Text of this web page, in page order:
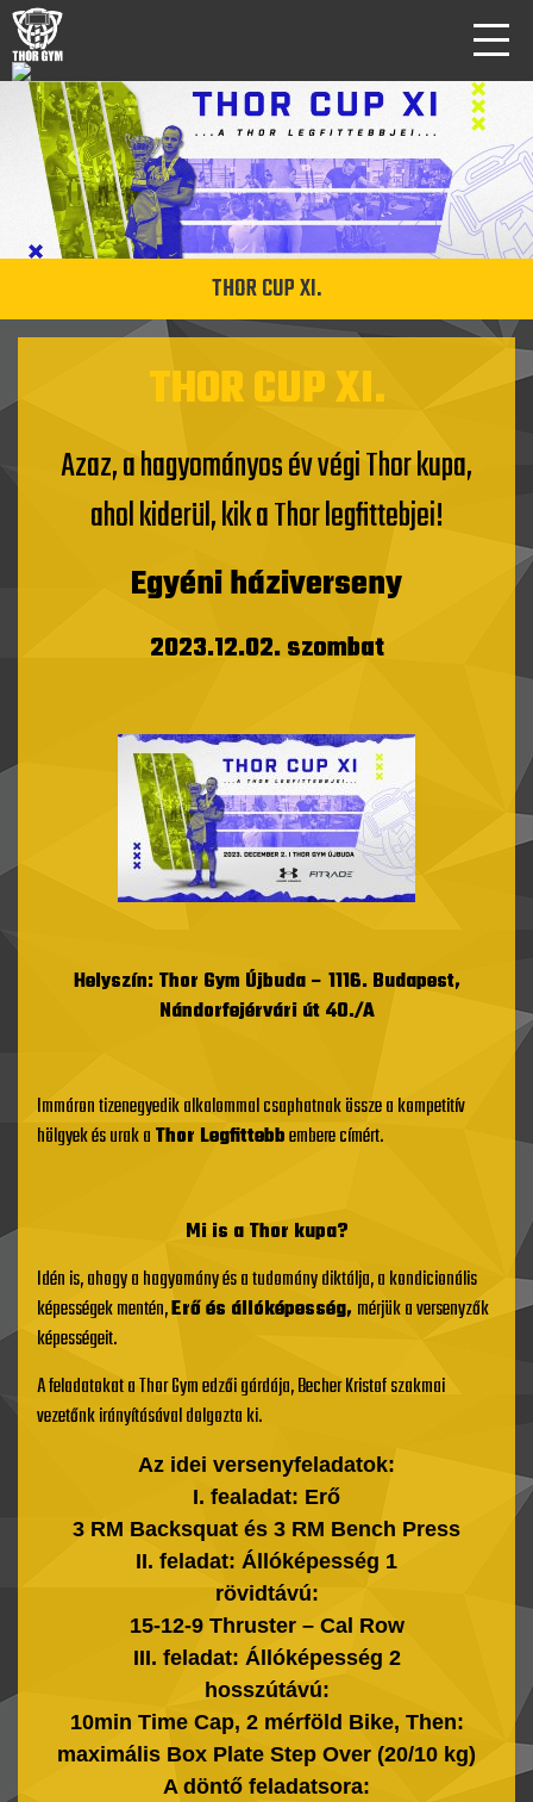
THOR CUP XI.
THOR CUP XI.
Azaz, a hagyományos év végi Thor kupa,
ahol kiderül, kik a Thor legfittebjei!
Egyéni háziverseny
2023.12.02. szombat
Helyszín: Thor Gym Újbuda – 1116. Budapest,
Nándorfejérvári út 40./A
Immáron tizenegyedik alkalommal csaphatnak össze a kompetitív
hölgyek és urak aThor Legfittebbembere címért.
Mi is a Thor kupa?
Idén is, ahogy a hagyomány és a tudomány diktálja, a kondicionális
képességek mentén,Erő és állóképesség, mérjük a versenyzők
képességeit.
A feladatokat a Thor Gym edzői gárdája, Becher Kristof szakmai
vezetőnk irányításával dolgozta ki.
Az idei versenyfeladatok:
I. fealadat: Erő
3 RM Backsquat és 3 RM Bench Press
II. feladat: Állóképesség 1
rövidtávú:
15-12-9 Thruster – Cal Row
III. feladat: Állóképesség 2
hosszútávú:
10min Time Cap, 2 mérföld Bike, Then:
maximális Box Plate Step Over (20/10 kg)
A döntő feladatsora: